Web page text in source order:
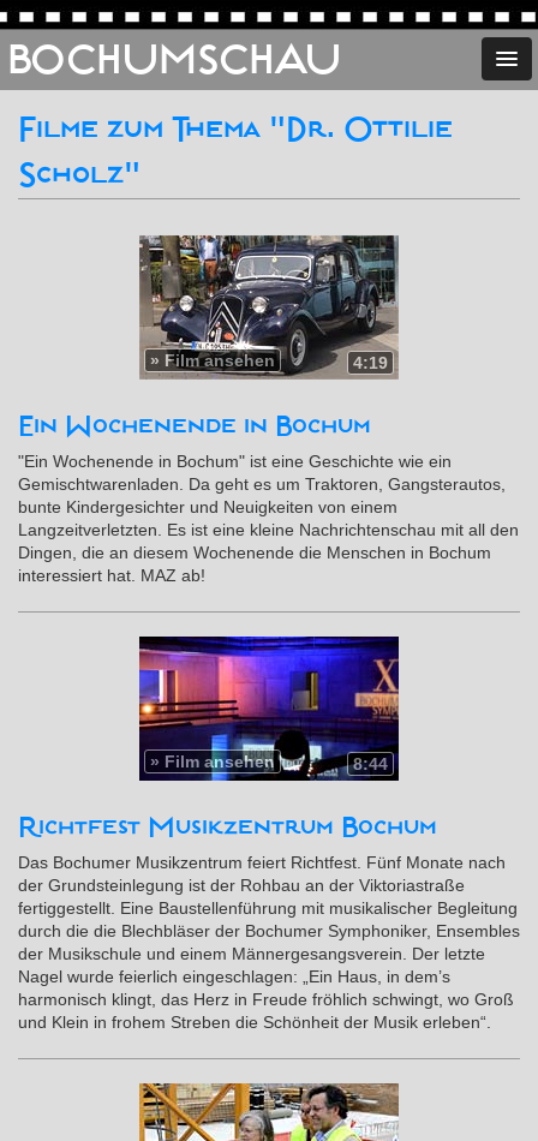
BOCHUMSCHAU
Filme zum Thema "Dr. Ottilie
Scholz"
4:19
» Film ansehen
Ein Wochenende in Bochum
"Ein Wochenende in Bochum" ist eine Geschichte wie ein
Gemischtwarenladen. Da geht es um Traktoren, Gangsterautos,
bunte Kindergesichter und Neuigkeiten von einem
Langzeitverletzten. Es ist eine kleine Nachrichtenschau mit all den
Dingen, die an diesem Wochenende die Menschen in Bochum
interessiert hat. MAZ ab!
8:44
» Film ansehen
Richtfest Musikzentrum Bochum
Das Bochumer Musikzentrum feiert Richtfest. Fünf Monate nach
der Grundsteinlegung ist der Rohbau an der Viktoriastraße
fertiggestellt. Eine Baustellenführung mit musikalischer Begleitung
durch die die Blechbläser der Bochumer Symphoniker, Ensembles
der Musikschule und einem Männergesangsverein. Der letzte
Nagel wurde feierlich eingeschlagen: „Ein Haus, in dem’s
harmonisch klingt, das Herz in Freude fröhlich schwingt, wo Groß
und Klein in frohem Streben die Schönheit der Musik erleben“.